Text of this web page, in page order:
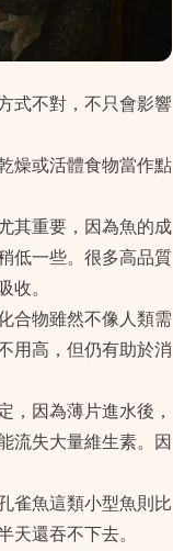
式不對，不只會影響
燥或活體食物當作點
其重要，因為魚的成
低一些。很多高品質
。
合物雖然不像人類需
用高，但仍有助於消
，因為薄片進水後，
流失大量維生素。因
雀魚這類小型魚則比
還吞不下去。